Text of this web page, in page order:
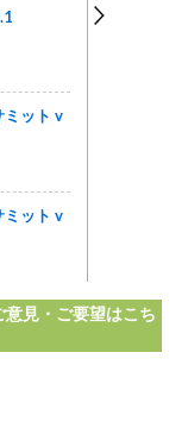
ミット v
ミット v
意見・ご要望はこち